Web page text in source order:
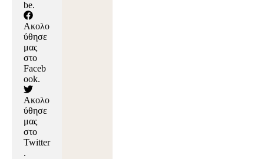
be.
Ακολο
ύθησε
μας
στο
Faceb
ook.
Ακολο
ύθησε
μας
στο
Twitter
.